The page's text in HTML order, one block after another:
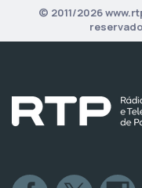
© 2011/2026